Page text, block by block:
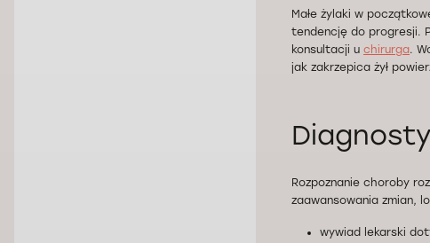
Małe żylaki w
tendencję do progresji.
konsultacji u chirurga.
jak zakrzepica żył
Rozpoznanie choroby
zaawansowania zmian,
wywiad lekarski